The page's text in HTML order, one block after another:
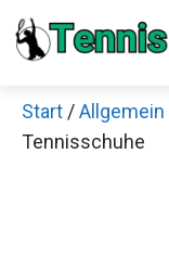
Zum
Inhalt
Start /Allgemein
Tennisschuhe